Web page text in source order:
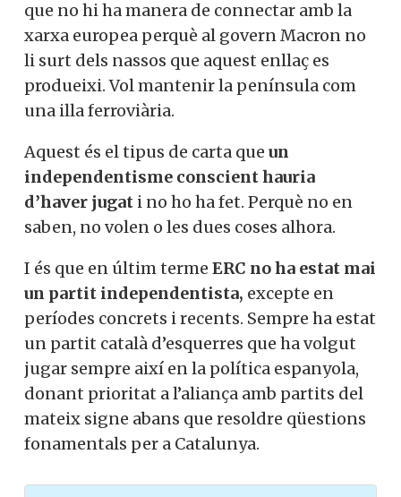
que no hi ha manera de connectar amb la
xarxa europea perquè al govern Macron no
li surt dels nassos que aquest enllaç es
produeixi. Vol mantenir la península com
una illa ferroviària.
Aquest és el tipus de carta que un
independentisme conscient hauria
d’haver jugat i no ho ha fet. Perquè no en
saben, no volen o les dues coses alhora.
I és que en últim terme ERC no ha estat mai
un partit independentista, excepte en
períodes concrets i recents. Sempre ha estat
un partit català d’esquerres que ha volgut
jugar sempre així en la política espanyola,
donant prioritat a l’aliança amb partits del
mateix signe abans que resoldre qüestions
fonamentals per a Catalunya.